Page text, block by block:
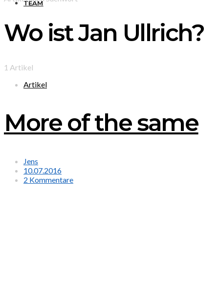
TEAM
Wo ist Jan Ullrich?
1 Artikel
Artikel
More of the same
Jens
10.07.2016
2 Kommentare